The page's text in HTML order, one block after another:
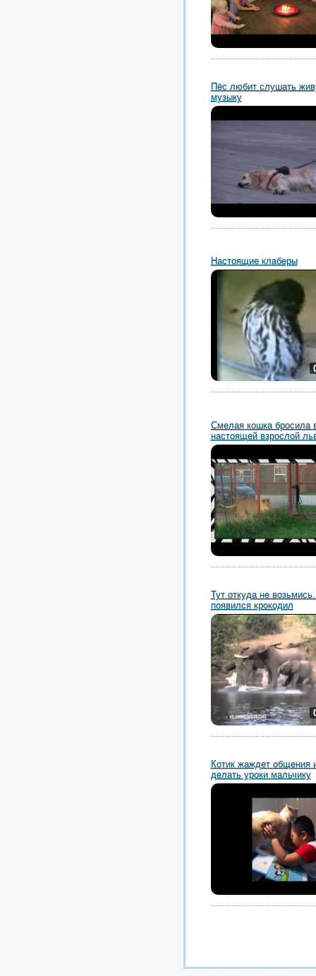
Пёс любит слушать
музыку
Настоящие клаберы
Смелая кошка бросила
настоящей взрослой
Тут откуда не
появился крокодил
Котик жаждет общения
делать уроки мальчику